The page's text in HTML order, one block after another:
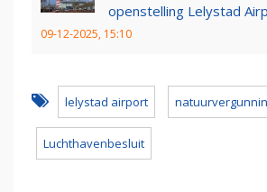
openstelling Lelystad
09-12-2025, 15:10
lelystad airport
Luchthavenbesluit